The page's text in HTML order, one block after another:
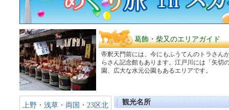
葛飾・柴又のエリアガイド
帝釈天門前には、今にもふうてんのトラさん
らさん記念館もあります。江戸川には「矢切
園、広大な水元公園もあるエリアです。
上野・浅草・両国・23区北
観光名所